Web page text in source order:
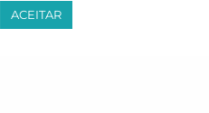
ACEITAR